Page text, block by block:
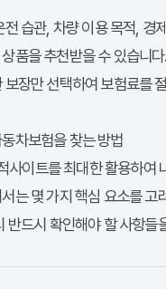
전 습관, 차량 이용 목적, 경
품을 추천받을 수 있습니
장만 선택하여 보험료를
차보험을 찾는 방법
사이트를 최대한 활용하여
는 몇 가지 핵심 요소를 고
반드시 확인해야 할 사항들